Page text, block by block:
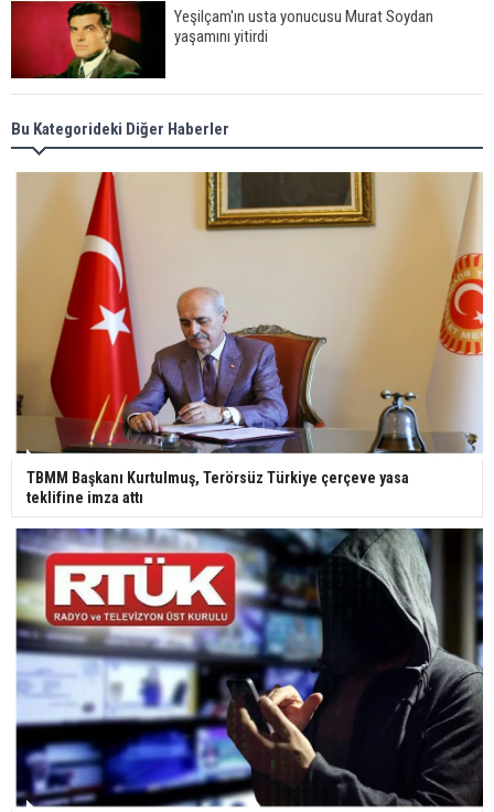
Yeşilçam'ın usta yonucusu Murat Soydan
yaşamını yitirdi
Meral Akşener ile Müsavat Dervişoğlu cenazede
görüntülendi
29 Mayıs okullar tatil mi?
Bilim kurgu gerçekleşiyor... Dondurulmuş
insanları hayata döndürecek keşif
Ünlü türkücü Mahmut Tuncer estetik operasyon
geçirdi: Son hali gündem oldu
Yerli turist 229,7 milyar lira seyahat harcaması
yaptı
Gazze'deki Sağlık Bakanlığı duyurdu: Vahşetin
pençesinde 2 salgın vaka tespit edildi
Bu Kategorideki Diğer Haberler
TBMM Başkanı Kurtulmuş, Terörsüz Türkiye çerçeve yasa
teklifine imza attı